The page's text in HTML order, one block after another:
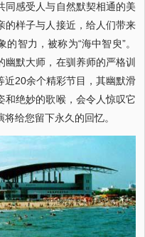
同感受人与自然默契相通的美
的样子与人接近，给人们带来
智力，被称为“海中智臾”。
默大师，在驯养师的严格训
近20余个精彩节目，其幽默滑
和绝妙的歌喉，会令人惊叹它
给您留下永久的回忆。